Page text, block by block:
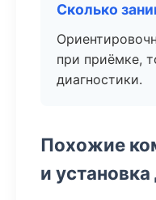
Сколько
при приёмке,
диагностики.
Похожие
и